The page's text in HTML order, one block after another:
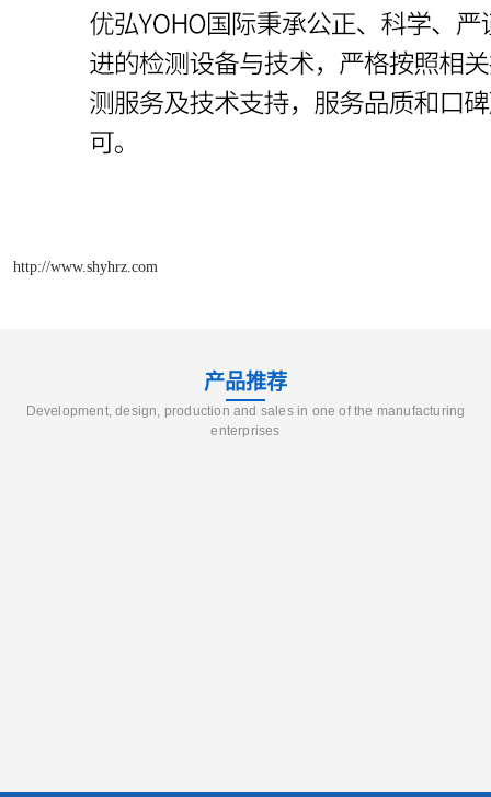
http://www.shyhrz.com
产品推荐
Development, design, production and sales in one of the manufacturing
enterprises